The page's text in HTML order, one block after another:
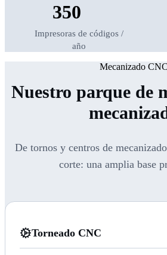
350
Impresoras de códigos /
año
Mecanizado CNC
Nuestro parque de
De tornos y centros de
corte: una amplia base
Torneado CNC